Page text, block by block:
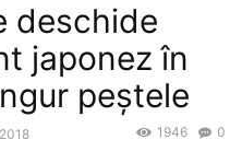
deschide
japonez în
peştele
0
1946